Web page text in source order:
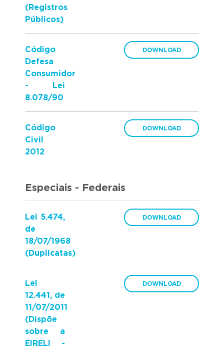
(Registros
Públicos)
Código
Defesa
Consumidor
- Lei
8.078/90
Código
Civil
2012
Especiais - Federais
Lei 5.474,
de
18/07/1968
(Duplicatas)
Lei
12.441, de
11/07/2011
(Dispõe
sobre a
EIRELI -